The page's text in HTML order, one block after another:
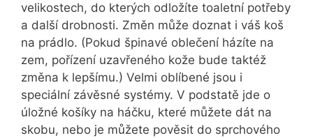
velikostech, do kterých odložíte toaletní potřeby
a další drobnosti. Změn může doznat i váš koš
na prádlo. (Pokud špinavé oblečení házíte na
zem, pořízení uzavřeného kože bude taktéž
změna k lepšímu.) Velmi oblíbené jsou i
speciální závěsné systémy. V podstatě jde o
úložné košíky na háčku, které můžete dát na
skobu, nebo je můžete pověsit do sprchového